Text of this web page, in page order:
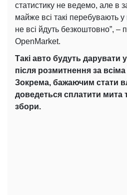
статистику не ведемо, але в
майже всі такі перебувають у
не всі йдуть безкоштовно”, –
OpenMarket.
Такі авто будуть дарувати
після розмитнення за
Зокрема, бажаючим стати
доведеться сплатити мита
збори.